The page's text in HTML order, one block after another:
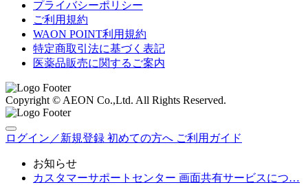
プライバシーポリシー
ご利用規約
WAON POINT利用規約
特定商取引法に基づく表記
医薬品販売に関するご案内
Copyright © AEON Co.,Ltd. All Rights Reserved.
ログイン／新規登録 初めての方へ ご利用ガイド
お知らせ
カスタマーサポートセンター 画面共有サービスにつ…